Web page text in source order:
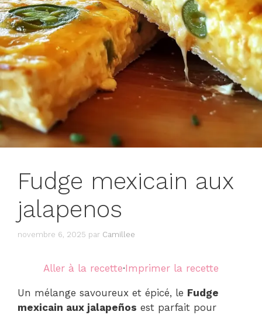
Fudge mexicain aux
jalapenos
novembre 6, 2025 par Camillee
Aller à la recette·Imprimer la recette
Un mélange savoureux et épicé, le Fudge
mexicain aux jalapeños est parfait pour